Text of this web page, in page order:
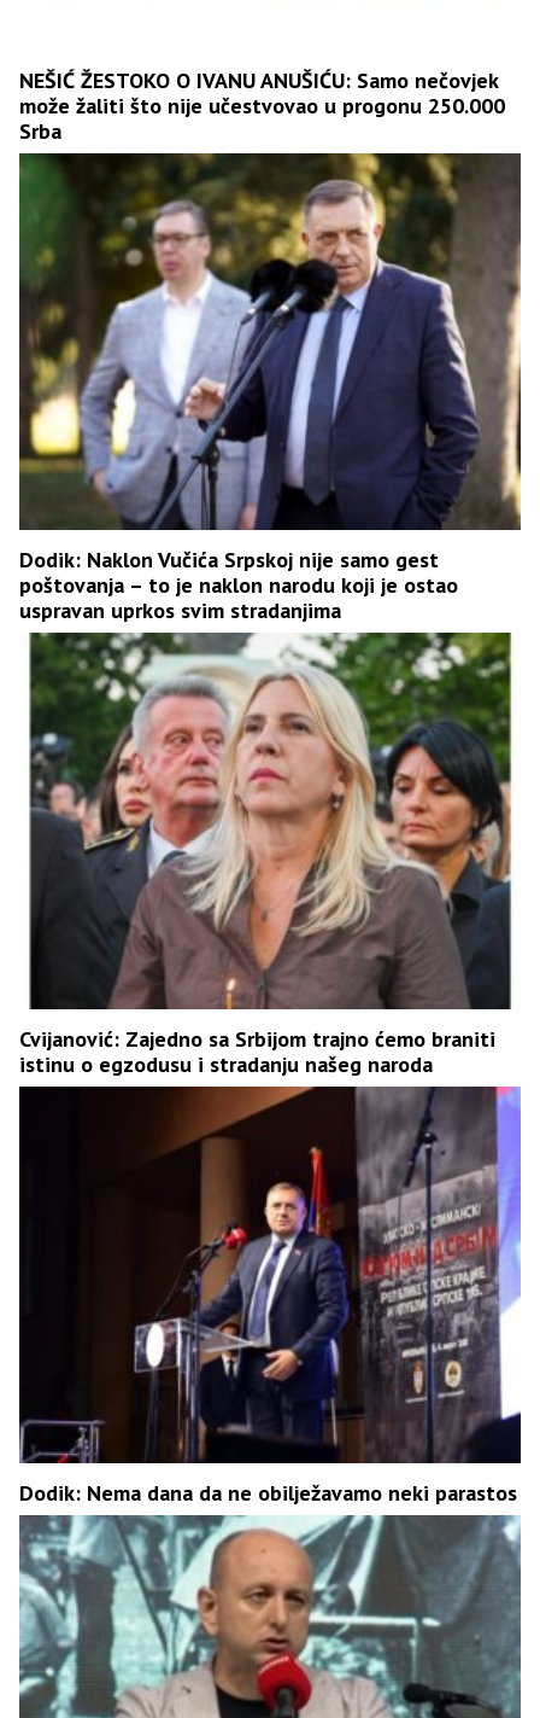
NEŠIĆ ŽESTOKO O IVANU ANUŠIĆU: Samo nečovjek
može žaliti što nije učestvovao u progonu 250.000
Srba
Dodik: Naklon Vučića Srpskoj nije samo gest
poštovanja – to je naklon narodu koji je ostao
uspravan uprkos svim stradanjima
Cvijanović: Zajedno sa Srbijom trajno ćemo braniti
istinu o egzodusu i stradanju našeg naroda
Dodik: Nema dana da ne obilježavamo neki parastos